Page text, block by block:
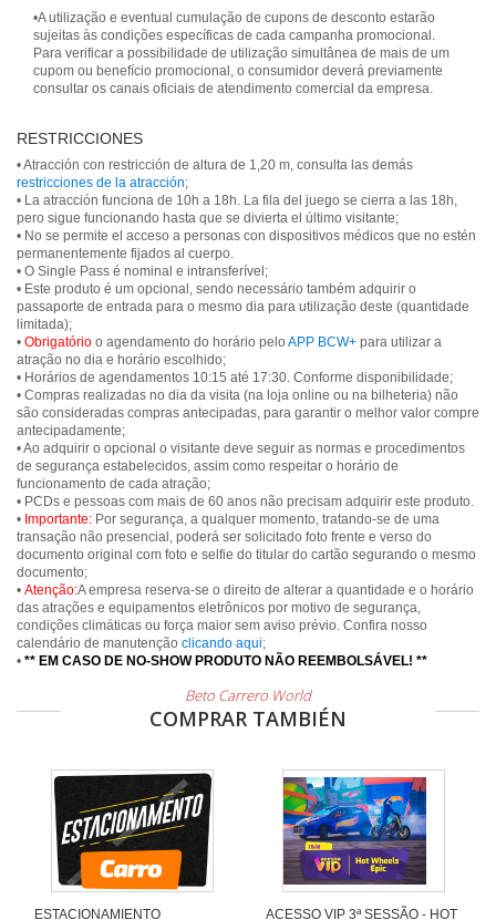
•A utilização e eventual cumulação de cupons de desconto estarão
sujeitas às condições específicas de cada campanha promocional.
Para verificar a possibilidade de utilização simultânea de mais de um
cupom ou benefício promocional, o consumidor deverá previamente
consultar os canais oficiais de atendimento comercial da empresa.
RESTRICCIONES
• Atracción con restricción de altura de 1,20 m, consulta las demás
restricciones de la atracción;
• La atracción funciona de 10h a 18h. La fila del juego se cierra a las 18h,
pero sigue funcionando hasta que se divierta el último visitante;
• No se permite el acceso a personas con dispositivos médicos que no estén
permanentemente fijados al cuerpo.
• O Single Pass é nominal e intransferível;
• Este produto é um opcional, sendo necessário também adquirir o
passaporte de entrada para o mesmo dia para utilização deste (quantidade
limitada);
• Obrigatório o agendamento do horário pelo APP BCW+ para utilizar a
atração no dia e horário escolhido;
• Horários de agendamentos 10:15 até 17:30. Conforme disponibilidade;
• Compras realizadas no dia da visita (na loja online ou na bilheteria) não
são consideradas compras antecipadas, para garantir o melhor valor compre
antecipadamente;
• Ao adquirir o opcional o visitante deve seguir as normas e procedimentos
de segurança estabelecidos, assim como respeitar o horário de
funcionamento de cada atração;
• PCDs e pessoas com mais de 60 anos não precisam adquirir este produto.
• Importante: Por segurança, a qualquer momento, tratando-se de uma
transação não presencial, poderá ser solicitado foto frente e verso do
documento original com foto e selfie do titular do cartão segurando o mesmo
documento;
• Atenção:A empresa reserva-se o direito de alterar a quantidade e o horário
das atrações e equipamentos eletrônicos por motivo de segurança,
condições climáticas ou força maior sem aviso prévio. Confira nosso
calendário de manutenção clicando aqui;
• ** EM CASO DE NO-SHOW PRODUTO NÃO REEMBOLSÁVEL! **
Beto Carrero World
COMPRAR TAMBIÉN
ESTACIONAMIENTO
ACESSO VIP 3ª SESSÃO - HOT